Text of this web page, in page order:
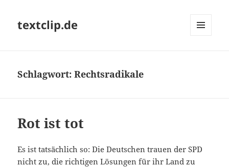
textclip.de
Schlagwort:Rechtsradikale
Rot ist tot
Es ist tatsächlich so: Die Deutschen trauen der SPD
nicht zu, die richtigen Lösungen für ihr Land zu